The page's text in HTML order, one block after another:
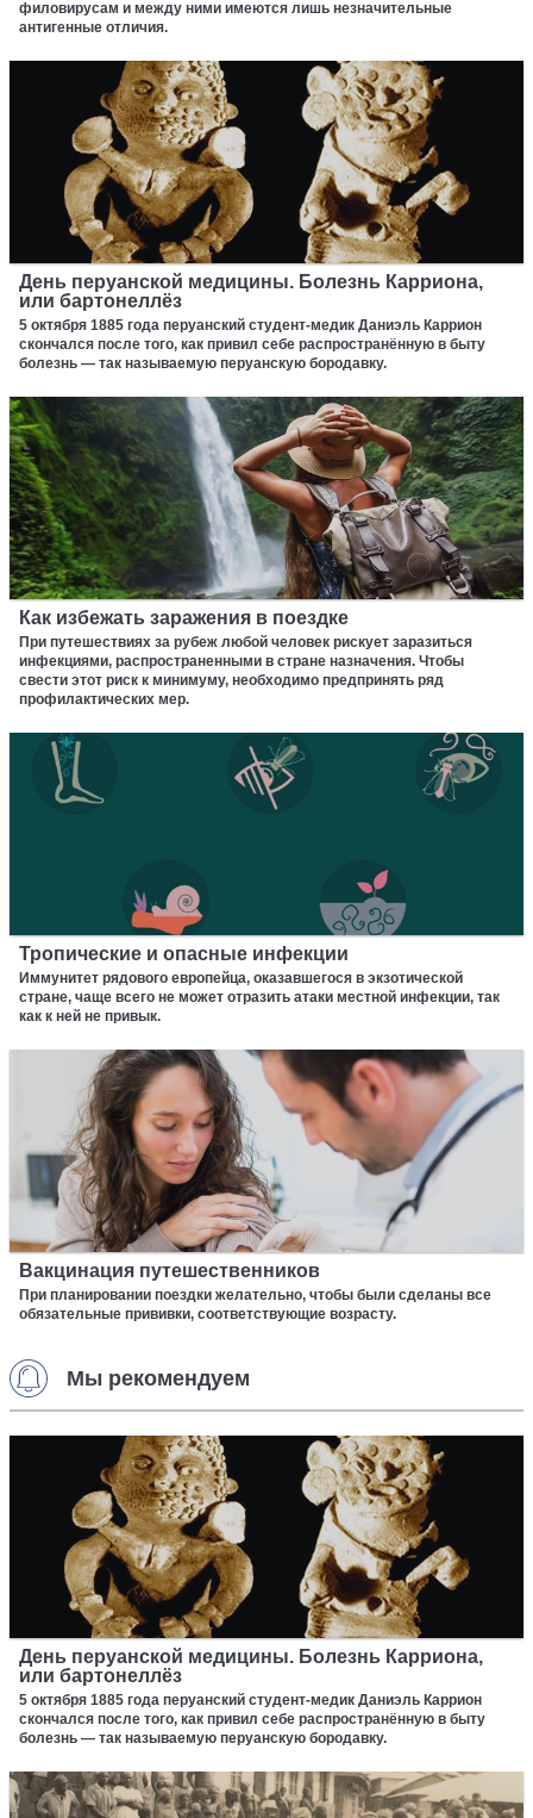
филовирусам и между ними имеются лишь незначительные
антигенные отличия.
День перуанской медицины. Болезнь Карриона,
или бартонеллёз
5 октября 1885 года перуанский студент-медик Даниэль Каррион
скончался после того, как привил себе распространённую в быту
болезнь — так называемую перуанскую бородавку.
Как избежать заражения в поездке
При путешествиях за рубеж любой человек рискует заразиться
инфекциями, распространенными в стране назначения. Чтобы
свести этот риск к минимуму, необходимо предпринять ряд
профилактических мер.
Тропические и опасные инфекции
Иммунитет рядового европейца, оказавшегося в экзотической
стране, чаще всего не может отразить атаки местной инфекции, так
как к ней не привык.
Вакцинация путешественников
При планировании поездки желательно, чтобы были сделаны все
обязательные прививки, соответствующие возрасту.
Мы рекомендуем
День перуанской медицины. Болезнь Карриона,
или бартонеллёз
5 октября 1885 года перуанский студент-медик Даниэль Каррион
скончался после того, как привил себе распространённую в быту
болезнь — так называемую перуанскую бородавку.